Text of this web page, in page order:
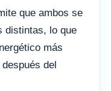
que ambos se
distintas, lo que
más
del